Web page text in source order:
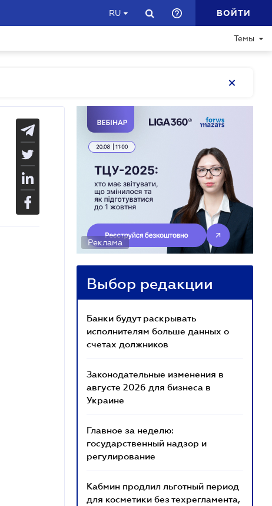
RU ВОЙТИ
Темы
Реклама
Выбор редакции
Банки будут раскрывать
исполнителям больше данных о
счетах должников
Законодательные изменения в
августе 2026 для бизнеса в
Украине
Главное за неделю:
государственный надзор и
регулирование
Кабмин продлил льготный период
для косметики без техрегламента,